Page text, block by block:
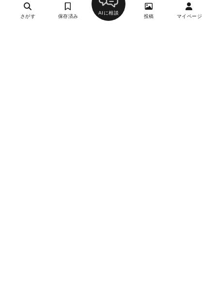
さがす 保存済み
AIに相談
投稿 マイページ